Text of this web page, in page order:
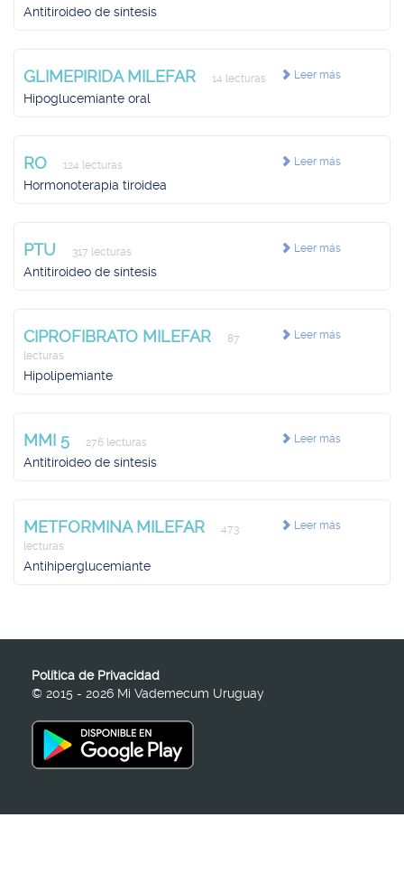
Antitiroideo de síntesis
Leer más
GLIMEPIRIDA MILEFAR 14 lecturas
Hipoglucemiante oral
Leer más
RO 124 lecturas
Hormonoterapia tiroidea
Leer más
PTU 317 lecturas
Antitiroideo de síntesis
Leer más
CIPROFIBRATO MILEFAR
87
lecturas
Hipolipemiante
Leer más
MMI 5 276 lecturas
Antitiroideo de síntesis
Leer más
METFORMINA MILEFAR
473
lecturas
Antihiperglucemiante
Política de Privacidad
© 2015 - 2026 Mi Vademecum Uruguay